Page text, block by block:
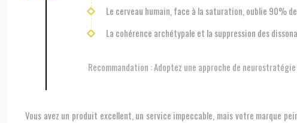
Le cerveau humain, face à la saturation, oublie 90%
La cohérence archétypale et la suppression des
Recommandation :Adoptez une approche de
Vous avez un produit excellent, un service impeccable, mais votre marque